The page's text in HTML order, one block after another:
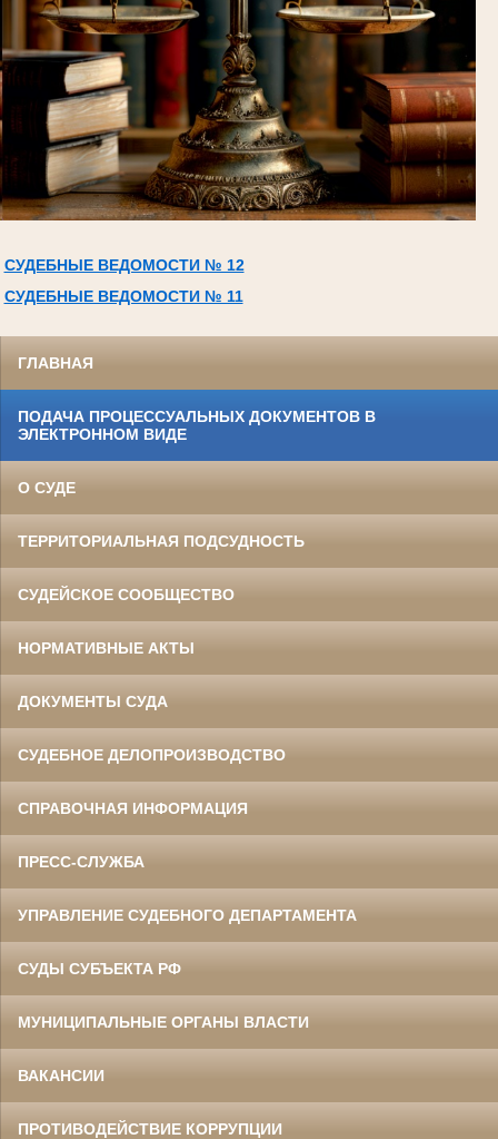
СУДЕБНЫЕ ВЕДОМОСТИ № 12
СУДЕБНЫЕ ВЕДОМОСТИ № 11
ГЛАВНАЯ
ПОДАЧА ПРОЦЕССУАЛЬНЫХ ДОКУМЕНТОВ В
ЭЛЕКТРОННОМ ВИДЕ
О СУДЕ
ТЕРРИТОРИАЛЬНАЯ ПОДСУДНОСТЬ
СУДЕЙСКОЕ СООБЩЕСТВО
НОРМАТИВНЫЕ АКТЫ
ДОКУМЕНТЫ СУДА
СУДЕБНОЕ ДЕЛОПРОИЗВОДСТВО
СПРАВОЧНАЯ ИНФОРМАЦИЯ
ПРЕСС-СЛУЖБА
УПРАВЛЕНИЕ СУДЕБНОГО ДЕПАРТАМЕНТА
СУДЫ СУБЪЕКТА РФ
МУНИЦИПАЛЬНЫЕ ОРГАНЫ ВЛАСТИ
ВАКАНСИИ
ПРОТИВОДЕЙСТВИЕ КОРРУПЦИИ